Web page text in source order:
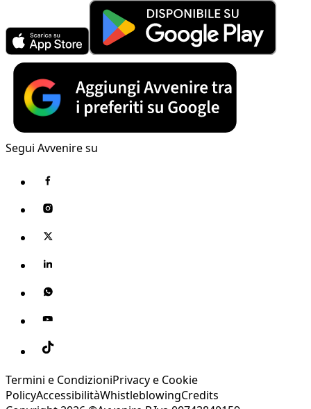
Segui Avvenire su
Termini e CondizioniPrivacy e Cookie
PolicyAccessibilitàWhistleblowingCredits